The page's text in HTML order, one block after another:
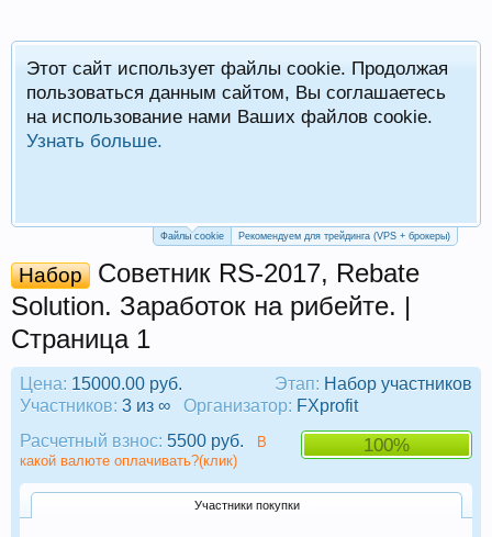
Этот сайт использует файлы cookie. Продолжая
пользоваться данным сайтом, Вы соглашаетесь
на использование нами Ваших файлов cookie.
Узнать больше.
Файлы cookie Рекомендуем для трейдинга (VPS + брокеры)
Набор
Советник RS-2017, Rebate
Solution. Заработок на рибейте. |
Страница 1
Этап: Набор участников
Цена: 15000.00 руб.
Участников: 3 из ∞ Организатор: FXprofit
100%
Расчетный взнос: 5500 руб.
В
какой валюте оплачивать?(клик)
Участники покупки